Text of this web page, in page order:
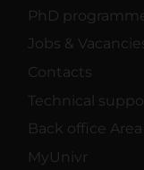
PhD
Jobs &
Contacts
Technical
Back office
MyUnivr